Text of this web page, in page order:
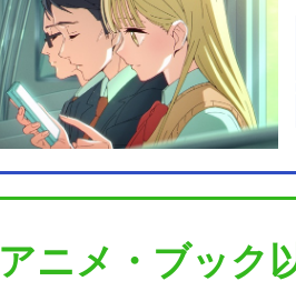
アニメ・ブック